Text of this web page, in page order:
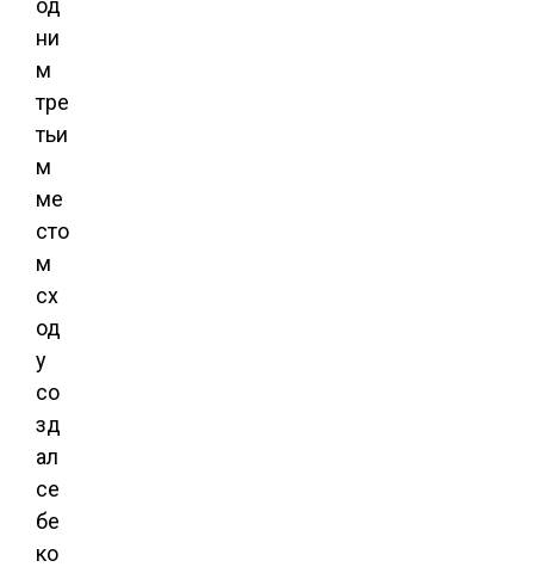
од
ни
м
тре
тьи
м
ме
сто
м
сх
од
у
со
зд
ал
се
бе
ко